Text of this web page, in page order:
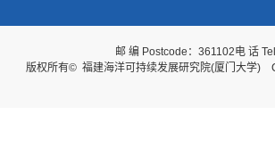
邮 编 Postcode：361102电 话
版权所有© 福建海洋可持续发展研究院(厦门大学)